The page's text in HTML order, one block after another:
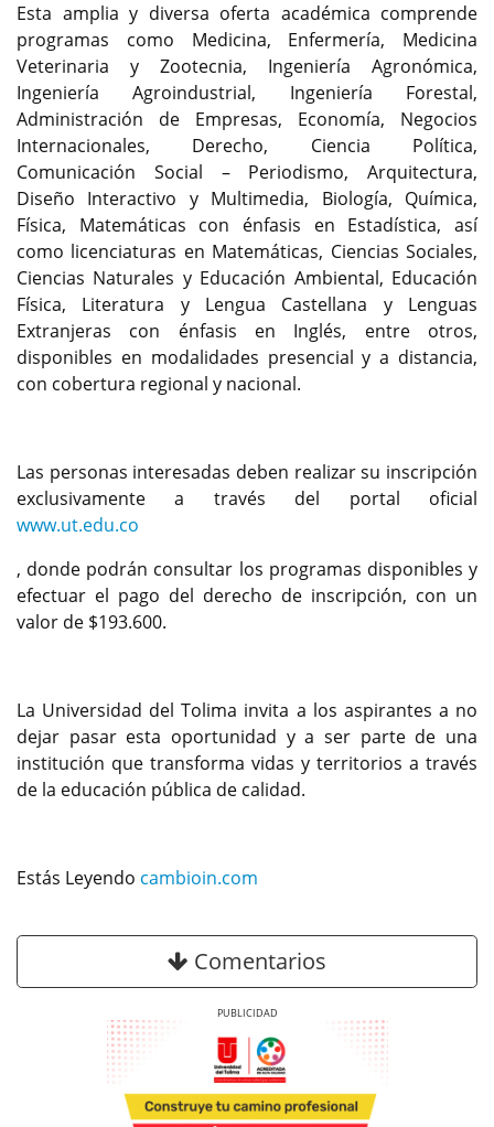
Esta amplia y diversa oferta académica comprende
programas como Medicina, Enfermería, Medicina
Veterinaria y Zootecnia, Ingeniería Agronómica,
Ingeniería Agroindustrial, Ingeniería Forestal,
Administración de Empresas, Economía, Negocios
Internacionales, Derecho, Ciencia Política,
Comunicación Social – Periodismo, Arquitectura,
Diseño Interactivo y Multimedia, Biología, Química,
Física, Matemáticas con énfasis en Estadística, así
como licenciaturas en Matemáticas, Ciencias Sociales,
Ciencias Naturales y Educación Ambiental, Educación
Física, Literatura y Lengua Castellana y Lenguas
Extranjeras con énfasis en Inglés, entre otros,
disponibles en modalidades presencial y a distancia,
con cobertura regional y nacional.
Las personas interesadas deben realizar su inscripción
exclusivamente a través del portal oficial
www.ut.edu.co
, donde podrán consultar los programas disponibles y
efectuar el pago del derecho de inscripción, con un
valor de $193.600.
La Universidad del Tolima invita a los aspirantes a no
dejar pasar esta oportunidad y a ser parte de una
institución que transforma vidas y territorios a través
de la educación pública de calidad.
Estás Leyendo cambioin.com
Comentarios